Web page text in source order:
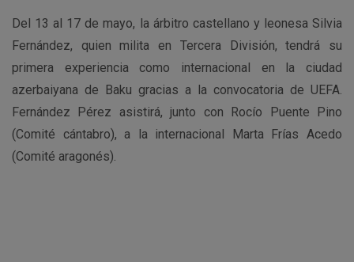
Del 13 al 17 de mayo, la árbitro castellano y leonesa Silvia
Fernández, quien milita en Tercera División, tendrá su
primera experiencia como internacional en la ciudad
azerbaiyana de Baku gracias a la convocatoria de UEFA.
Fernández Pérez asistirá, junto con Rocío Puente Pino
(Comité cántabro), a la internacional Marta Frías Acedo
(Comité aragonés).